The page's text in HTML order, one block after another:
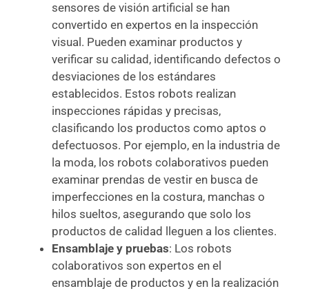
sensores de visión artificial se han
convertido en expertos en la inspección
visual. Pueden examinar productos y
verificar su calidad, identificando defectos o
desviaciones de los estándares
establecidos. Estos robots realizan
inspecciones rápidas y precisas,
clasificando los productos como aptos o
defectuosos. Por ejemplo, en la industria de
la moda, los robots colaborativos pueden
examinar prendas de vestir en busca de
imperfecciones en la costura, manchas o
hilos sueltos, asegurando que solo los
productos de calidad lleguen a los clientes.
Ensamblaje y pruebas: Los robots
colaborativos son expertos en el
ensamblaje de productos y en la realización